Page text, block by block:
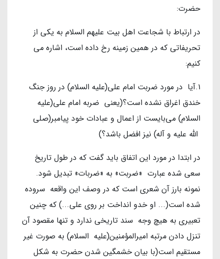
حضرت:
در ارتباط با شجاعت اهل بیت علیهم السلام به یکی از
تحریفاتی که در همین زمینه رخ داده است، اشاره می
کنیم:
۱.آیا در مورد ضربت امام علی(علیه السلام) در روز جنگ
خندق اغراق نشده است؟(یعنی ضربه امام علی(علیه
السلام) می‌بایست از اعمال و عبادات خود پیامبر(صلی
الله علیه و آله) نیز افضل باشد؟)
در ابتدا در مورد این اتفاق باید گفت که در طول تاریخ
سعی شده عبارت «ضربت» به «ضربات» تبدیل شود.
نمونه بارز آن شعری است که در وصف این واقعه سروده
شده است(... او خدو انداخت بر روی علی...) که چنین
تعبیری به هیچ وجه سند تاریخی ندارد و تنها مقصود آن
تنزل دادن مرتبه امیرالمؤمنین(علیه السلام) به صورت غیر
مستقیم است(با بیان خشمگین شدن حضرت به شکل